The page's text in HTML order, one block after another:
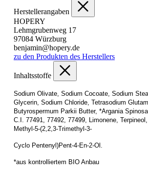
Herstellerangaben
HOPERY
Lehmgrubenweg 17
97084 Würzburg
benjamin@hopery.de
zu den Produkten des Herstellers
Inhaltsstoffe
Sodium Olivate, Sodium Cocoate, Sodium
Glycerin, Sodium Chloride, Tetrasodium
Butyrospermum Parkii Butter, *Argania
C.I. 77491, 77492, 77499, Limonene,
Methyl-5-(2,2,3-Trimethyl-3-
Cyclo Pentenyl)Pent-4-En-2-Ol.
*aus kontrolliertem BIO Anbau